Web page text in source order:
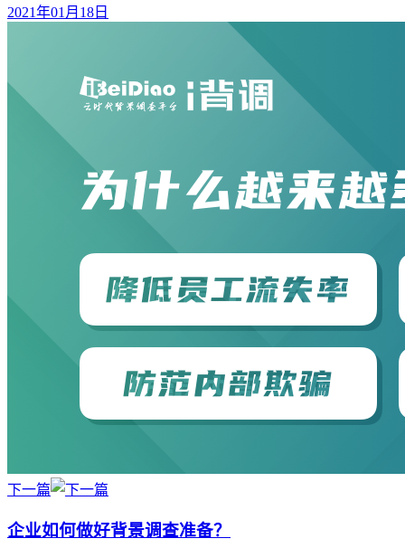
2021年01月18日
下一篇
企业如何做好背景调查准备？